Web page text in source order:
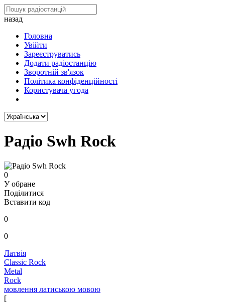
назад
Головна
Увійти
Зареєструватись
Додати радіостанцію
Зворотній зв'язок
Політика конфіденційності
Користувача угода
Радіо Swh Rock
0
У обране
Поділитися
Вставити код
0
0
Латвія
Classic Rock
Metal
Rock
мовлення латиською мовою
[